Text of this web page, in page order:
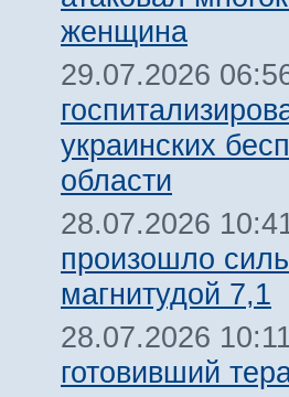
женщина
29.07.2026
украинских
области
28.07.2026
произошло
магнитудой 7,1
28.07.2026
готовивший